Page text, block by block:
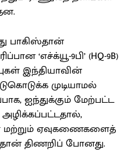
பாகிஸ்தான்
‘எச்க்யூ-9பி’ (HQ-9B)
இந்தியாவின்
முடியாமல்
ஐந்துக்கும் மேற்பட்ட
ஏவுகணைகளைத்
திணறிப் போனது.